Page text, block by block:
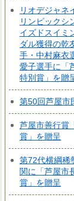
リオデジャネ
リンピックシ
イズドスイミ
ダル獲得の乾
手・中村麻衣
愛子選手に「
特別賞」を贈
第50回芦屋市
芦屋市善行賞
賞」を贈呈
第72代横綱稀
関に「芦屋市
賞」を贈呈